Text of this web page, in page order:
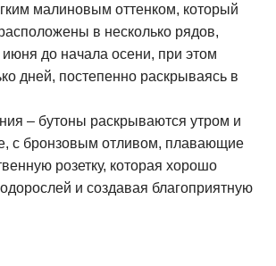
малиновым оттенком, который
в несколько рядов,
до начала осени, при этом
дней, постепенно раскрываясь в
– бутоны раскрываются утром и
с бронзовым отливом, плавающие
розетку, которая хорошо
и создавая благоприятную